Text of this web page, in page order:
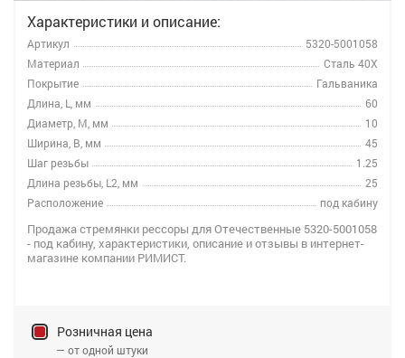
Характеристики и описание:
Артикул
5320-5001058
Материал
Сталь 40Х
Покрытие
Гальваника
Длина, L, мм
60
Диаметр, M, мм
10
Ширина, B, мм
45
Шаг резьбы
1.25
Длина резьбы, L2, мм
25
Расположение
под кабину
Продажа стремянки рессоры для Отечественные 5320-5001058
- под кабину, характеристики, описание и отзывы в интернет-
магазине компании РИМИСТ.
Розничная цена
— от одной штуки